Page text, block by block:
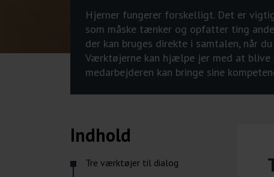
Hjerner fungerer forskelligt. Det er
som måske tænker og opfatter ting
der kan bruges direkte i samtalen, når
Værktøjerne kan hjælpe jer med at
medarbejderen kan bringe sine
Indhold
Tre værktøjer til dialog